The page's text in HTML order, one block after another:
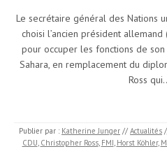
Le secrétaire général des Nations
choisi l’ancien président
pour occuper les fonctions de
Sahara, en remplacement du
Ross
Publier par : Katherine Junger // Actualités
CDU, Christopher Ross, FMI, Horst Köhler,